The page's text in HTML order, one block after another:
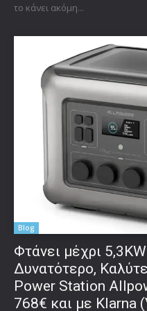
το κάνει ακόμη...
Blog
Φτάνει μέχρι
Δυνατότερο,
Power Station
768€ και με Klarna